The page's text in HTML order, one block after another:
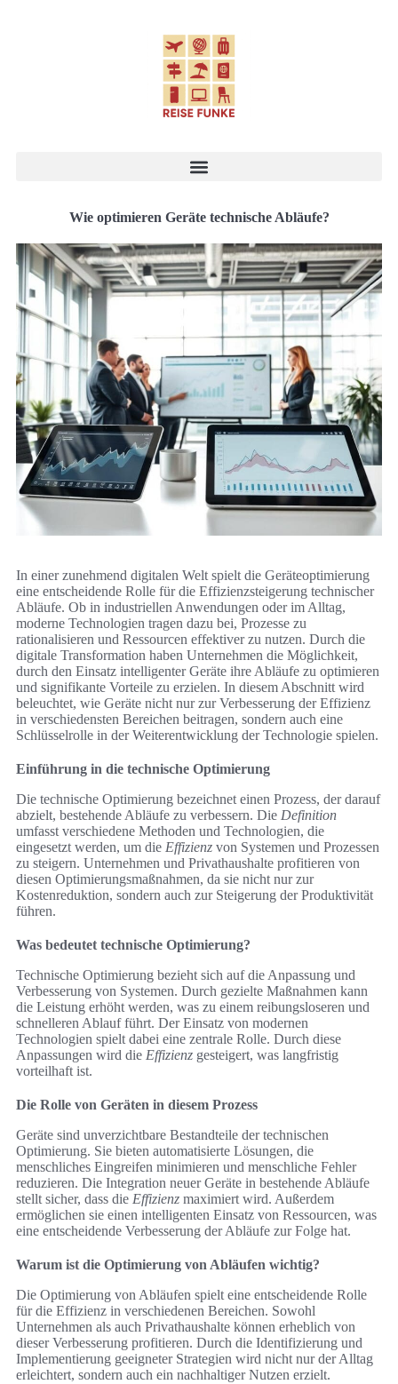
Wie optimieren Geräte technische Abläufe?
In einer zunehmend digitalen Welt spielt die Geräteoptimierung
eine entscheidende Rolle für die Effizienzsteigerung technischer
Abläufe. Ob in industriellen Anwendungen oder im Alltag,
moderne Technologien tragen dazu bei, Prozesse zu
rationalisieren und Ressourcen effektiver zu nutzen. Durch die
digitale Transformation haben Unternehmen die Möglichkeit,
durch den Einsatz intelligenter Geräte ihre Abläufe zu optimieren
und signifikante Vorteile zu erzielen. In diesem Abschnitt wird
beleuchtet, wie Geräte nicht nur zur Verbesserung der Effizienz
in verschiedensten Bereichen beitragen, sondern auch eine
Schlüsselrolle in der Weiterentwicklung der Technologie spielen.
Einführung in die technische Optimierung
Die technische Optimierung bezeichnet einen Prozess, der darauf
abzielt, bestehende Abläufe zu verbessern. Die Definition
umfasst verschiedene Methoden und Technologien, die
eingesetzt werden, um die Effizienz von Systemen und Prozessen
zu steigern. Unternehmen und Privathaushalte profitieren von
diesen Optimierungsmaßnahmen, da sie nicht nur zur
Kostenreduktion, sondern auch zur Steigerung der Produktivität
führen.
Was bedeutet technische Optimierung?
Technische Optimierung bezieht sich auf die Anpassung und
Verbesserung von Systemen. Durch gezielte Maßnahmen kann
die Leistung erhöht werden, was zu einem reibungsloseren und
schnelleren Ablauf führt. Der Einsatz von modernen
Technologien spielt dabei eine zentrale Rolle. Durch diese
Anpassungen wird die Effizienz gesteigert, was langfristig
vorteilhaft ist.
Die Rolle von Geräten in diesem Prozess
Geräte sind unverzichtbare Bestandteile der technischen
Optimierung. Sie bieten automatisierte Lösungen, die
menschliches Eingreifen minimieren und menschliche Fehler
reduzieren. Die Integration neuer Geräte in bestehende Abläufe
stellt sicher, dass die Effizienz maximiert wird. Außerdem
ermöglichen sie einen intelligenten Einsatz von Ressourcen, was
eine entscheidende Verbesserung der Abläufe zur Folge hat.
Warum ist die Optimierung von Abläufen wichtig?
Die Optimierung von Abläufen spielt eine entscheidende Rolle
für die Effizienz in verschiedenen Bereichen. Sowohl
Unternehmen als auch Privathaushalte können erheblich von
dieser Verbesserung profitieren. Durch die Identifizierung und
Implementierung geeigneter Strategien wird nicht nur der Alltag
erleichtert, sondern auch ein nachhaltiger Nutzen erzielt.